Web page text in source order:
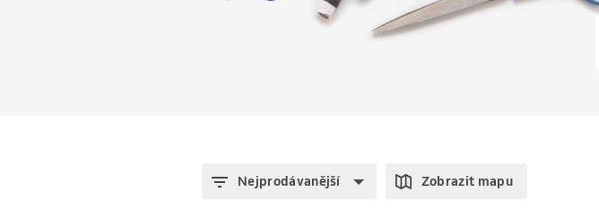
Nejprodávanější Zobrazit mapu